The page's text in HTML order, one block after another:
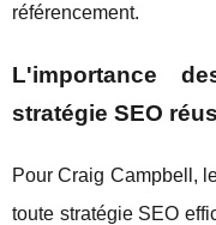
référencement.
L'importance
stratégie SEO
Pour Craig Campbell,
toute stratégie SEO